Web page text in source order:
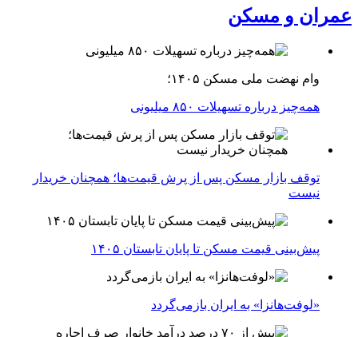
عمران و مسکن
وام نهضت ملی مسکن ۱۴۰۵؛
همه‌چیز درباره تسهیلات ۸۵۰ میلیونی
توقف بازار مسکن پس از پرش قیمت‌ها؛ همچنان خریدار
نیست
پیش‌بینی قیمت مسکن تا پایان تابستان ۱۴۰۵
«لوفت‌هانزا» به ایران بازمی‌گردد